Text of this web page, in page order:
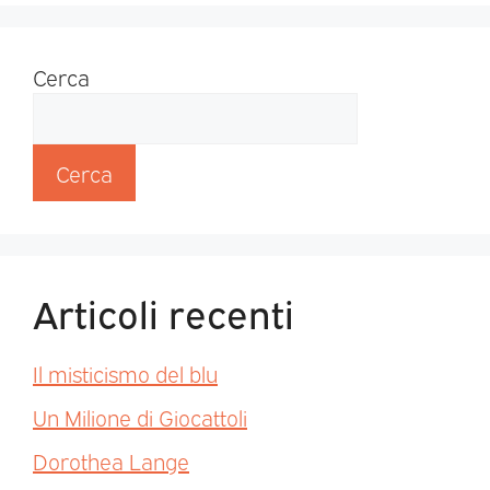
Cerca
Cerca
Articoli recenti
Il misticismo del blu
Un Milione di Giocattoli
Dorothea Lange